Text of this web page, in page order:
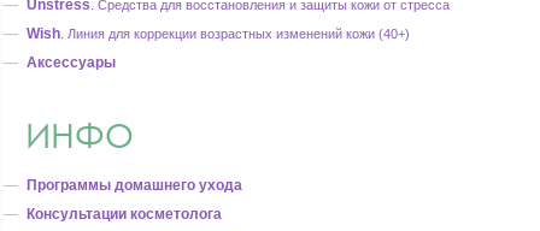
Unstress Средства для восстановления и защиты кожи от стресса
Wish Линия для коррекции возрастных изменений кожи (40+)
Аксессуары
ИНФО
Программы домашнего ухода
Консультации косметолога